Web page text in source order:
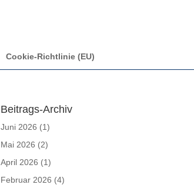
Cookie-Richtlinie (EU)
Beitrags-Archiv
Juni 2026 (1)
Mai 2026 (2)
April 2026 (1)
Februar 2026 (4)